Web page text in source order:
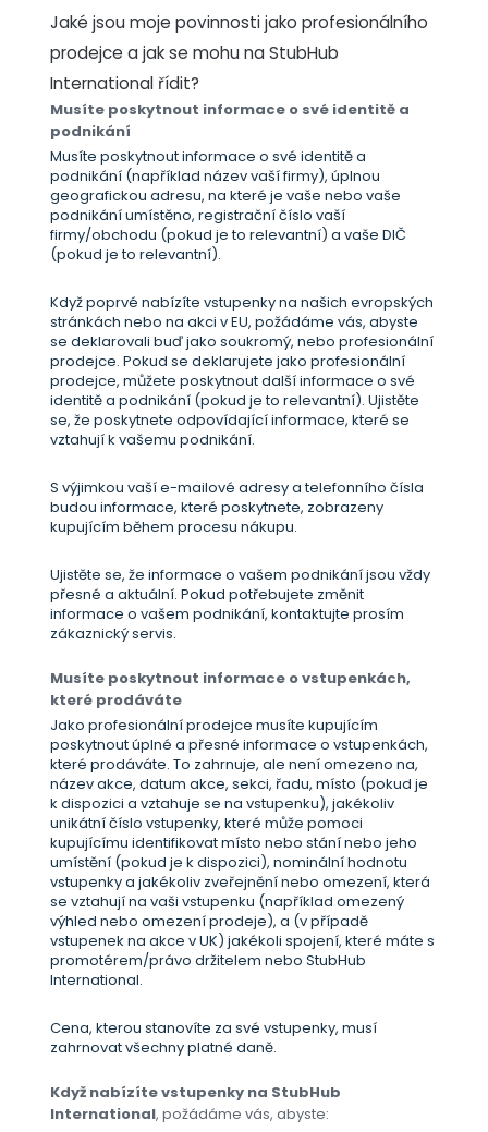
Jaké jsou moje povinnosti jako profesionálního
prodejce a jak se mohu na StubHub
International řídit?
Musíte poskytnout informace o své identitě a
podnikání
Musíte poskytnout informace o své identitě a
podnikání (například název vaší firmy), úplnou
geografickou adresu, na které je vaše nebo vaše
podnikání umístěno, registrační číslo vaší
firmy/obchodu (pokud je to relevantní) a vaše DIČ
(pokud je to relevantní).
Když poprvé nabízíte vstupenky na našich evropských
stránkách nebo na akci v EU, požádáme vás, abyste
se deklarovali buď jako soukromý, nebo profesionální
prodejce. Pokud se deklarujete jako profesionální
prodejce, můžete poskytnout další informace o své
identitě a podnikání (pokud je to relevantní). Ujistěte
se, že poskytnete odpovídající informace, které se
vztahují k vašemu podnikání.
S výjimkou vaší e-mailové adresy a telefonního čísla
budou informace, které poskytnete, zobrazeny
kupujícím během procesu nákupu.
Ujistěte se, že informace o vašem podnikání jsou vždy
přesné a aktuální. Pokud potřebujete změnit
informace o vašem podnikání, kontaktujte prosím
zákaznický servis.
Musíte poskytnout informace o vstupenkách,
které prodáváte
Jako profesionální prodejce musíte kupujícím
poskytnout úplné a přesné informace o vstupenkách,
které prodáváte. To zahrnuje, ale není omezeno na,
název akce, datum akce, sekci, řadu, místo (pokud je
k dispozici a vztahuje se na vstupenku), jakékoliv
unikátní číslo vstupenky, které může pomoci
kupujícímu identifikovat místo nebo stání nebo jeho
umístění (pokud je k dispozici), nominální hodnotu
vstupenky a jakékoliv zveřejnění nebo omezení, která
se vztahují na vaši vstupenku (například omezený
výhled nebo omezení prodeje), a (v případě
vstupenek na akce v UK) jakékoli spojení, které máte s
promotérem/právo držitelem nebo StubHub
International.
Cena, kterou stanovíte za své vstupenky, musí
zahrnovat všechny platné daně.
Když nabízíte vstupenky na StubHub
International, požádáme vás, abyste: